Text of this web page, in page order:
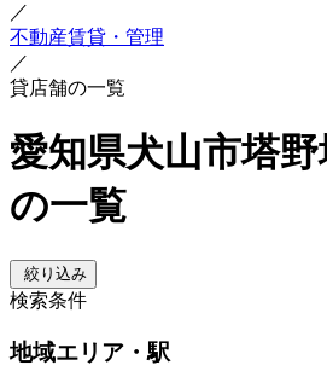
／
不動産賃貸・管理
／
貸店舗の一覧
愛知県犬山市塔
の一覧
絞り込み
検索条件
地域エリア・駅